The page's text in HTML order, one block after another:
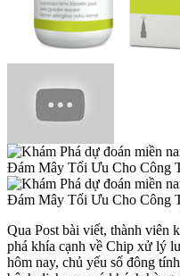
Qua Post bài viết, thành viên
phá khía cạnh về Chip xử lý
hôm nay, chủ yếu số đông